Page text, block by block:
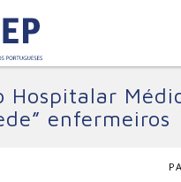
Hospitalar
enfermeiros